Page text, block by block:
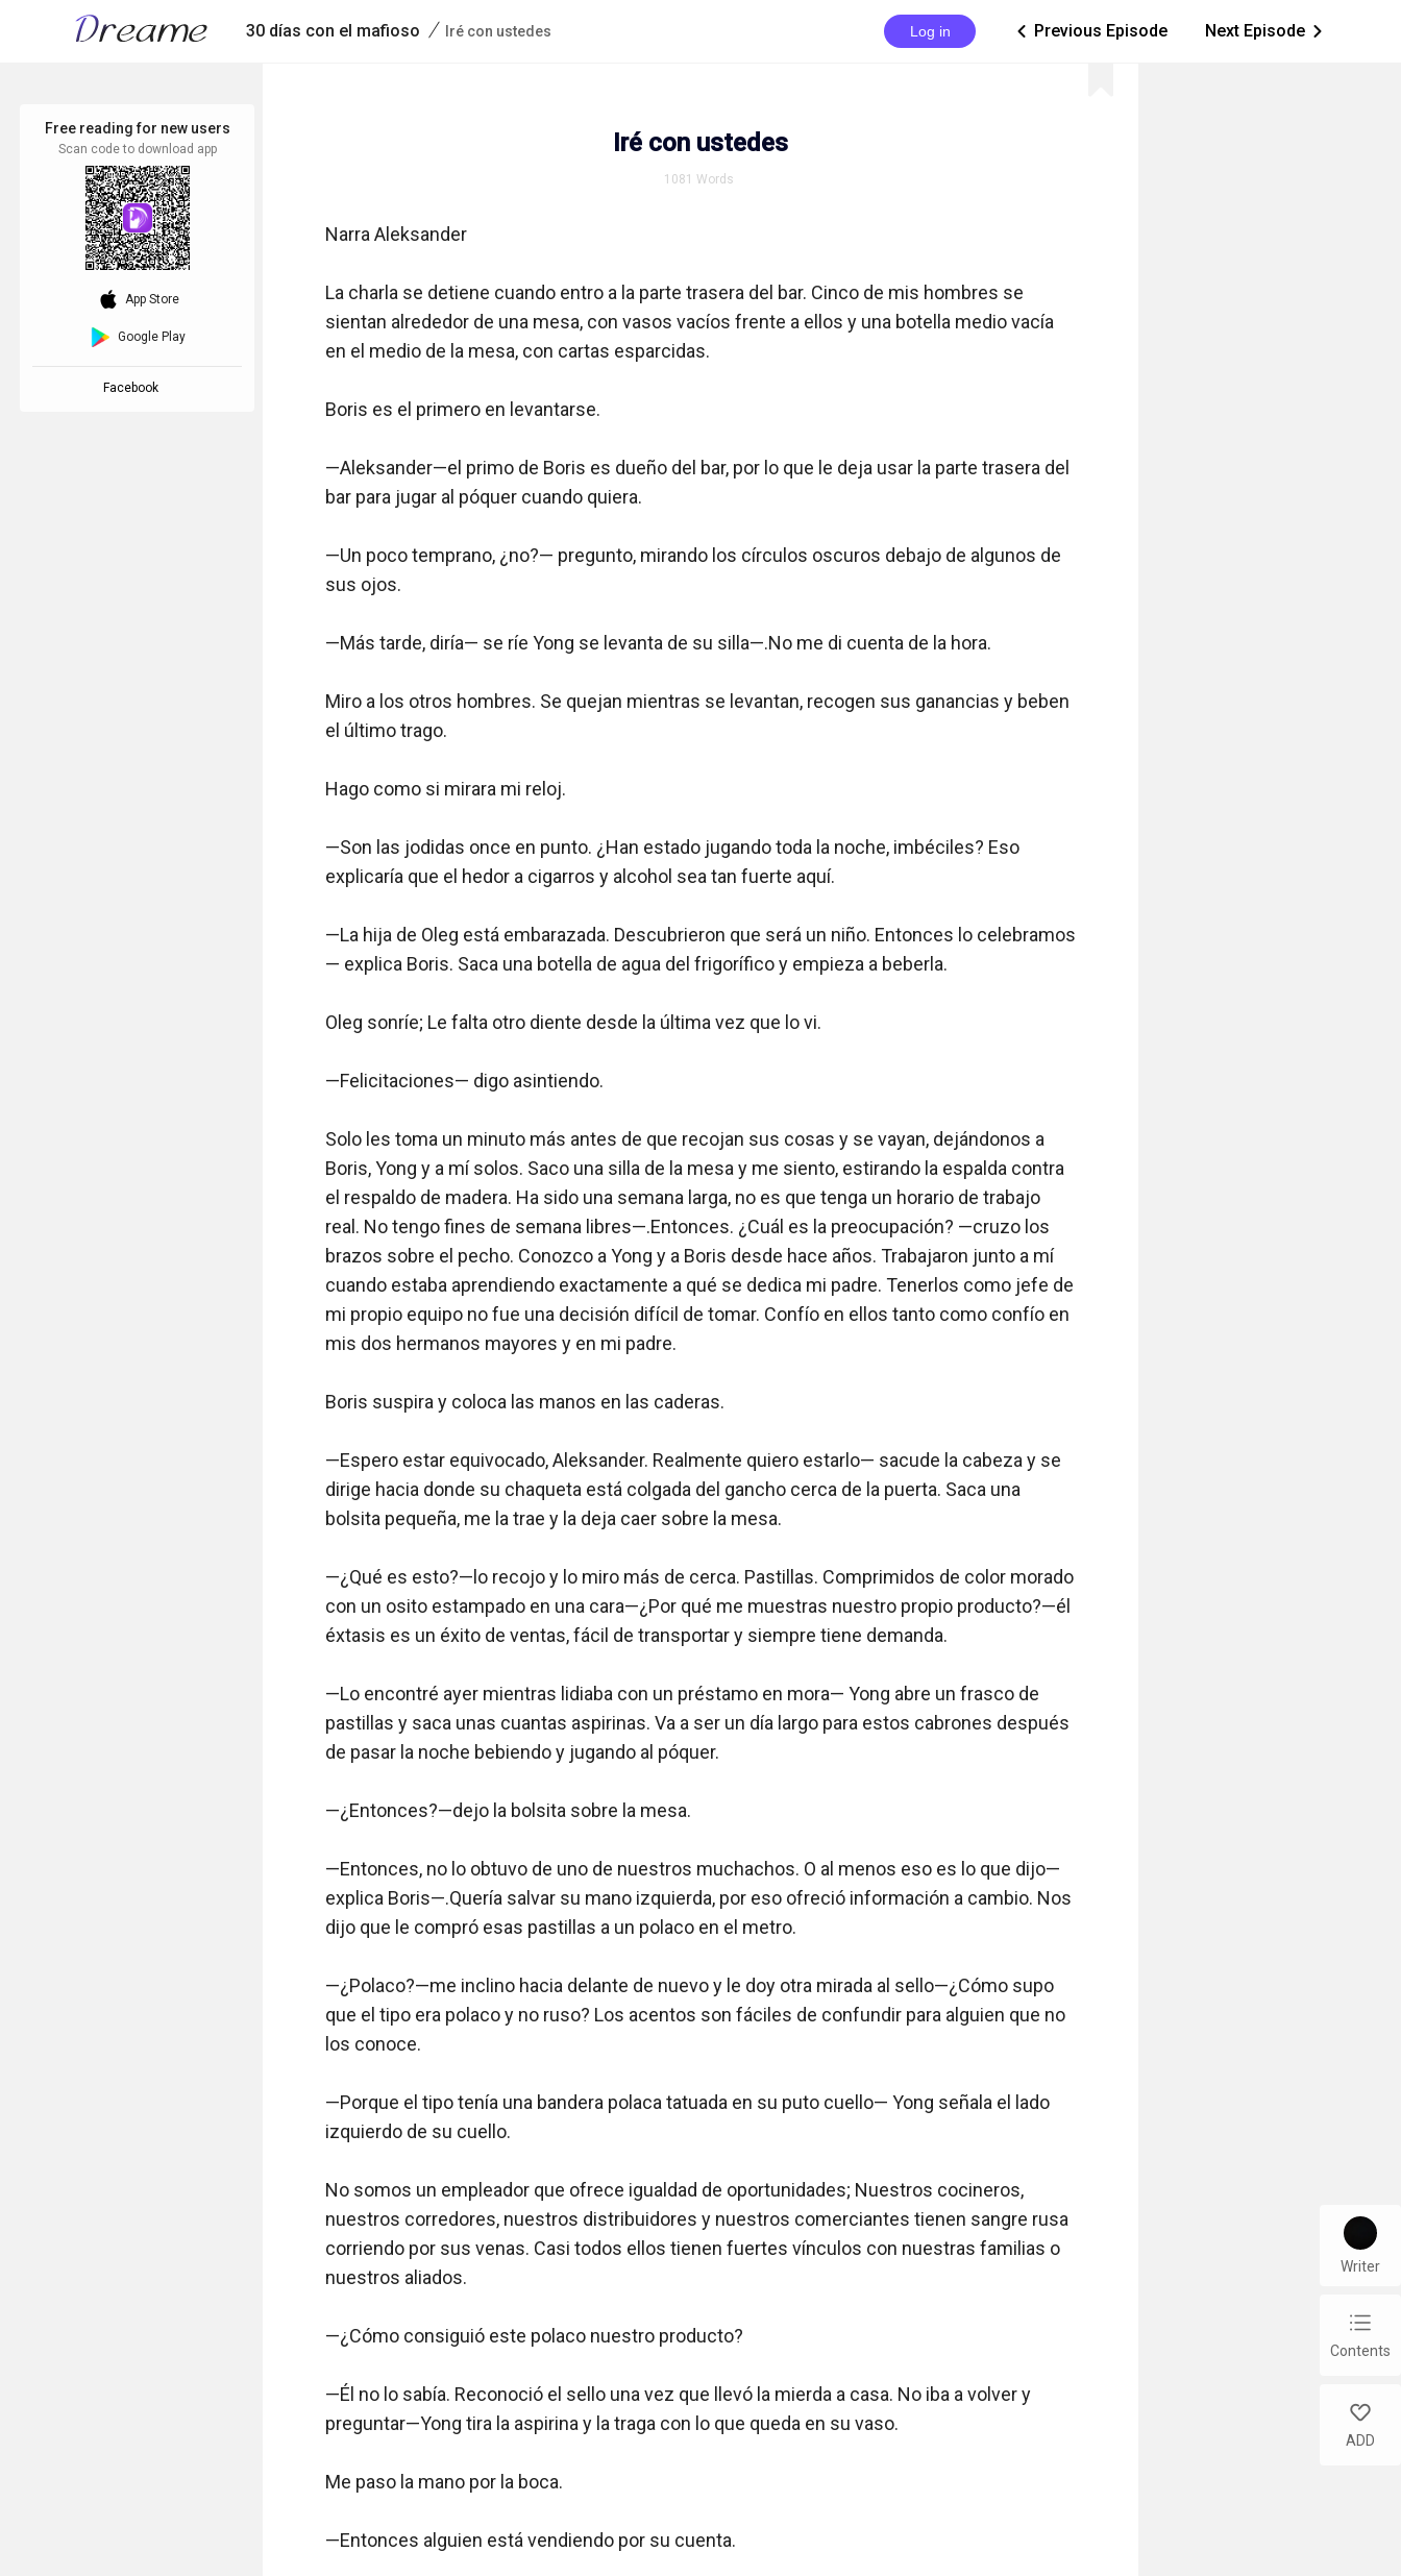
30 días con el mafioso / Iré con ustedes Log in ic_arrow_left Previous Episode Next Episode ic_arrow_right
Iré con ustedes
1081 Words
Narra Aleksander
La charla se detiene cuando entro a la parte trasera del bar. Cinco de mis hombres se
sientan alrededor de una mesa, con vasos vacíos frente a ellos y una botella medio vacía
en el medio de la mesa, con cartas esparcidas.
Boris es el primero en levantarse.
—Aleksander—el primo de Boris es dueño del bar, por lo que le deja usar la parte trasera del
bar para jugar al póquer cuando quiera.
—Un poco temprano, ¿no?— pregunto, mirando los círculos oscuros debajo de algunos de
sus ojos.
—Más tarde, diría— se ríe Yong se levanta de su silla—.No me di cuenta de la hora.
Miro a los otros hombres. Se quejan mientras se levantan, recogen sus ganancias y beben
el último trago.
Hago como si mirara mi reloj.
—Son las jodidas once en punto. ¿Han estado jugando toda la noche, imbéciles? Eso
explicaría que el hedor a cigarros y alcohol sea tan fuerte aquí.
—La hija de Oleg está embarazada. Descubrieron que será un niño. Entonces lo celebramos
— explica Boris. Saca una botella de agua del frigorífico y empieza a beberla.
Oleg sonríe; Le falta otro diente desde la última vez que lo vi.
—Felicitaciones— digo asintiendo.
Solo les toma un minuto más antes de que recojan sus cosas y se vayan, dejándonos a
Boris, Yong y a mí solos. Saco una silla de la mesa y me siento, estirando la espalda contra
el respaldo de madera. Ha sido una semana larga, no es que tenga un horario de trabajo
real. No tengo fines de semana libres—.Entonces. ¿Cuál es la preocupación? —cruzo los
brazos sobre el pecho. Conozco a Yong y a Boris desde hace años. Trabajaron junto a mí
cuando estaba aprendiendo exactamente a qué se dedica mi padre. Tenerlos como jefe de
mi propio equipo no fue una decisión difícil de tomar. Confío en ellos tanto como confío en
mis dos hermanos mayores y en mi padre.
Boris suspira y coloca las manos en las caderas.
—Espero estar equivocado, Aleksander. Realmente quiero estarlo— sacude la cabeza y se
dirige hacia donde su chaqueta está colgada del gancho cerca de la puerta. Saca una
bolsita pequeña, me la trae y la deja caer sobre la mesa.
—¿Qué es esto?—lo recojo y lo miro más de cerca. Pastillas. Comprimidos de color morado
con un osito estampado en una cara—¿Por qué me muestras nuestro propio producto?—él
éxtasis es un éxito de ventas, fácil de transportar y siempre tiene demanda.
—Lo encontré ayer mientras lidiaba con un préstamo en mora— Yong abre un frasco de
pastillas y saca unas cuantas aspirinas. Va a ser un día largo para estos cabrones después
de pasar la noche bebiendo y jugando al póquer.
—¿Entonces?—dejo la bolsita sobre la mesa.
—Entonces, no lo obtuvo de uno de nuestros muchachos. O al menos eso es lo que dijo—
explica Boris—.Quería salvar su mano izquierda, por eso ofreció información a cambio. Nos
dijo que le compró esas pastillas a un polaco en el metro.
—¿Polaco?—me inclino hacia delante de nuevo y le doy otra mirada al sello—¿Cómo supo
que el tipo era polaco y no ruso? Los acentos son fáciles de confundir para alguien que no
los conoce.
—Porque el tipo tenía una bandera polaca tatuada en su puto cuello— Yong señala el lado
izquierdo de su cuello.
No somos un empleador que ofrece igualdad de oportunidades; Nuestros cocineros,
nuestros corredores, nuestros distribuidores y nuestros comerciantes tienen sangre rusa
corriendo por sus venas. Casi todos ellos tienen fuertes vínculos con nuestras familias o
nuestros aliados.
—¿Cómo consiguió este polaco nuestro producto?
—Él no lo sabía. Reconoció el sello una vez que llevó la mierda a casa. No iba a volver y
preguntar—Yong tira la aspirina y la traga con lo que queda en su vaso.
Me paso la mano por la boca.
—Entonces alguien está vendiendo por su cuenta.
Free reading for new users
Scan code to download app
download_ios App Store
Google Play
Facebook
Writer
chap_list
Contents
like
ADD